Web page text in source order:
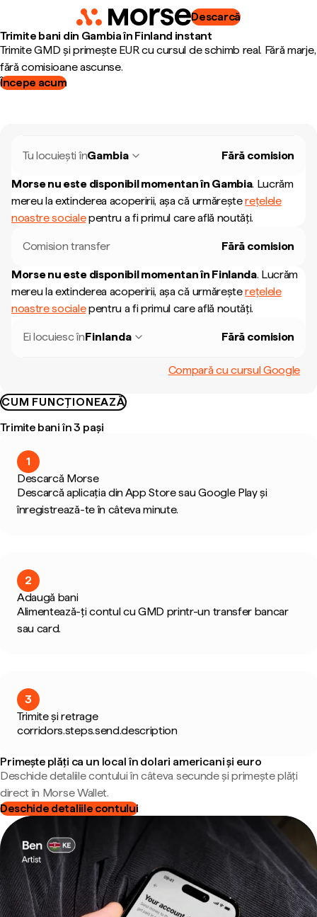
Descarcă
Trimite bani din Gambia în Finland instant
Trimite GMD și primește EUR cu cursul de schimb real. Fără marje,
fără comisioane ascunse.
Începe acum
Tu locuiești înGambia Fără comision
Morse nu este disponibil momentan în Gambia. Lucrăm
mereu la extinderea acoperirii, așa că urmăreșterețelele
noastre socialepentru a fi primul care află noutăți.
Comision transfer Fără comision
Morse nu este disponibil momentan în Finlanda. Lucrăm
mereu la extinderea acoperirii, așa că urmăreșterețelele
noastre socialepentru a fi primul care află noutăți.
Ei locuiesc înFinlanda Fără comision
Compară cu cursul Google
CUM FUNCȚIONEAZĂ
Trimite bani în 3 pași
1
Descarcă Morse
Descarcă aplicația din App Store sau Google Play și
înregistrează-te în câteva minute.
2
Adaugă bani
Alimentează-ți contul cu GMD printr-un transfer bancar
sau card.
3
Trimite și retrage
corridors.steps.send.description
Primește plăți ca un local în dolari americani și euro
Deschide detaliile contului în câteva secunde și primește plăți
direct în Morse Wallet.
Deschide detaliile contului